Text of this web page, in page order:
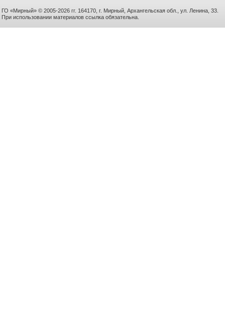
ГО «Мирный» © 2005-2026 гг. 164170, г. Мирный, Архангельская обл., ул. Ленина, 33.
При использовании материалов ссылка обязательна.